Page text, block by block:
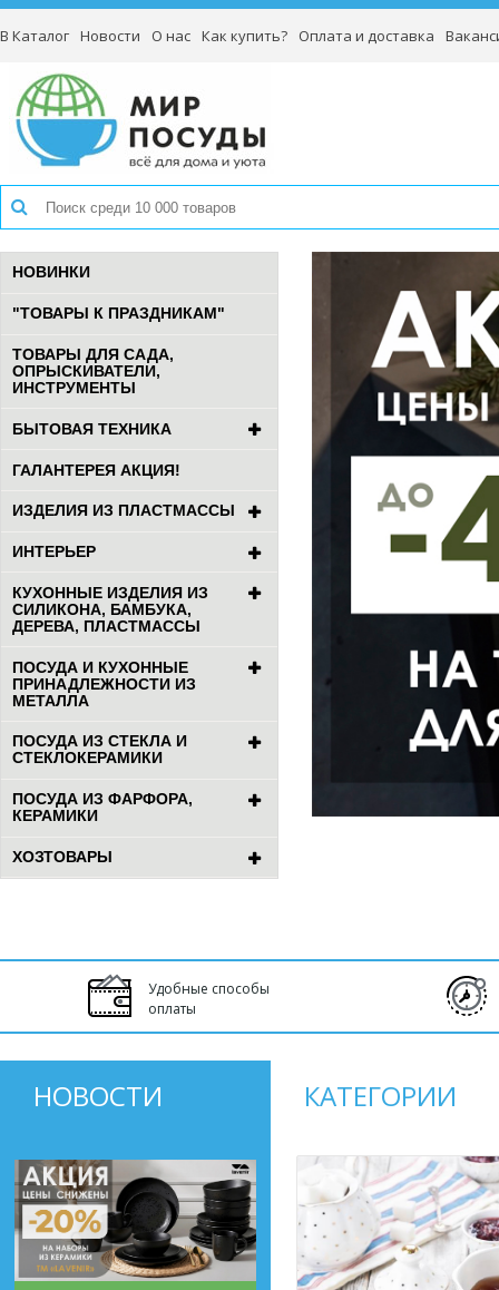
В Каталог Новости О нас Как купить? Оплата и доставка
НОВИНКИ
"ТОВАРЫ К ПРАЗДНИКАМ"
ТОВАРЫ ДЛЯ САДА,
ОПРЫСКИВАТЕЛИ,
ИНСТРУМЕНТЫ
БЫТОВАЯ ТЕХНИКА
ГАЛАНТЕРЕЯ АКЦИЯ!
ИЗДЕЛИЯ ИЗ ПЛАСТМАССЫ
ИНТЕРЬЕР
КУХОННЫЕ ИЗДЕЛИЯ ИЗ
СИЛИКОНА, БАМБУКА,
ДЕРЕВА, ПЛАСТМАССЫ
ПОСУДА И КУХОННЫЕ
ПРИНАДЛЕЖНОСТИ ИЗ
МЕТАЛЛА
ПОСУДА ИЗ СТЕКЛА И
СТЕКЛОКЕРАМИКИ
ПОСУДА ИЗ ФАРФОРА,
КЕРАМИКИ
ХОЗТОВАРЫ
Удобные способы
оплаты
НОВОСТИ КАТЕГОРИИ